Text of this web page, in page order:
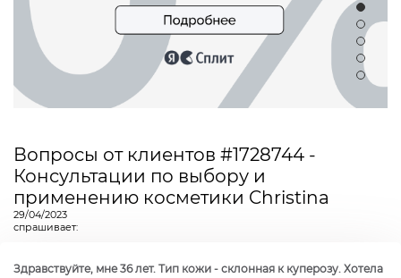
Вопросы от клиентов #1728744 -
Консультации по выбору и
применению косметики Christina
29/04/2023
спрашивает:
Здравствуйте, мне 36 лет. Тип кожи - склонная к куперозу. Хотела